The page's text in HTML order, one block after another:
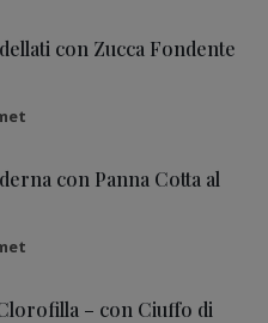
con Zucca Fondente
con Panna Cotta al
– con Ciuffo di